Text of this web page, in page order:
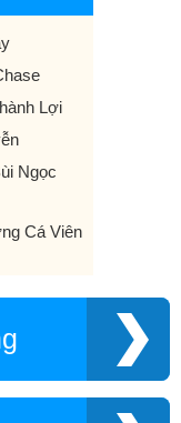
Lợi
Ngọc
Cá Viên